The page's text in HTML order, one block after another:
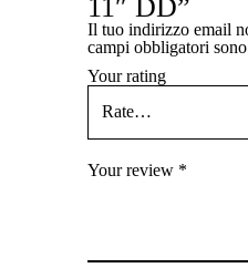
11″ DD”
Il tuo indirizzo email
campi obbligatori
Your rating
Your review *